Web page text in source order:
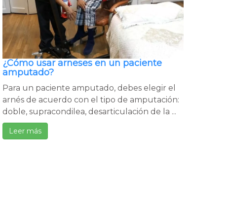
¿Cómo usar arneses en un paciente
amputado?
Para un paciente amputado, debes elegir el
arnés de acuerdo con el tipo de amputación:
doble, supracondilea, desarticulación de la ...
Leer más